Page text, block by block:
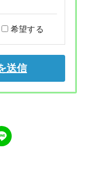
希望する